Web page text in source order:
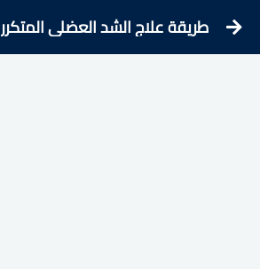
طريقة علاج الشد العضلي المتكرر